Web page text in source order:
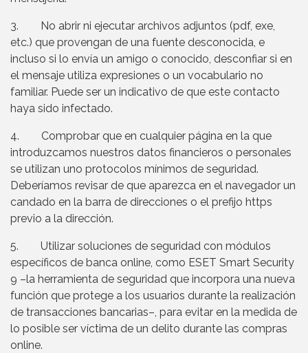
3. No abrir ni ejecutar archivos adjuntos (pdf, exe,
etc.) que provengan de una fuente desconocida, e
incluso si lo envía un amigo o conocido, desconfiar si en
el mensaje utiliza expresiones o un vocabulario no
familiar. Puede ser un indicativo de que este contacto
haya sido infectado.
4. Comprobar que en cualquier página en la que
introduzcamos nuestros datos financieros o personales
se utilizan uno protocolos mínimos de seguridad.
Deberíamos revisar de que aparezca en el navegador un
candado en la barra de direcciones o el prefijo https
previo a la dirección.
5. Utilizar soluciones de seguridad con módulos
específicos de banca online, como ESET Smart Security
9 –la herramienta de seguridad que incorpora una nueva
función que protege a los usuarios durante la realización
de transacciones bancarias–, para evitar en la medida de
lo posible ser víctima de un delito durante las compras
online.